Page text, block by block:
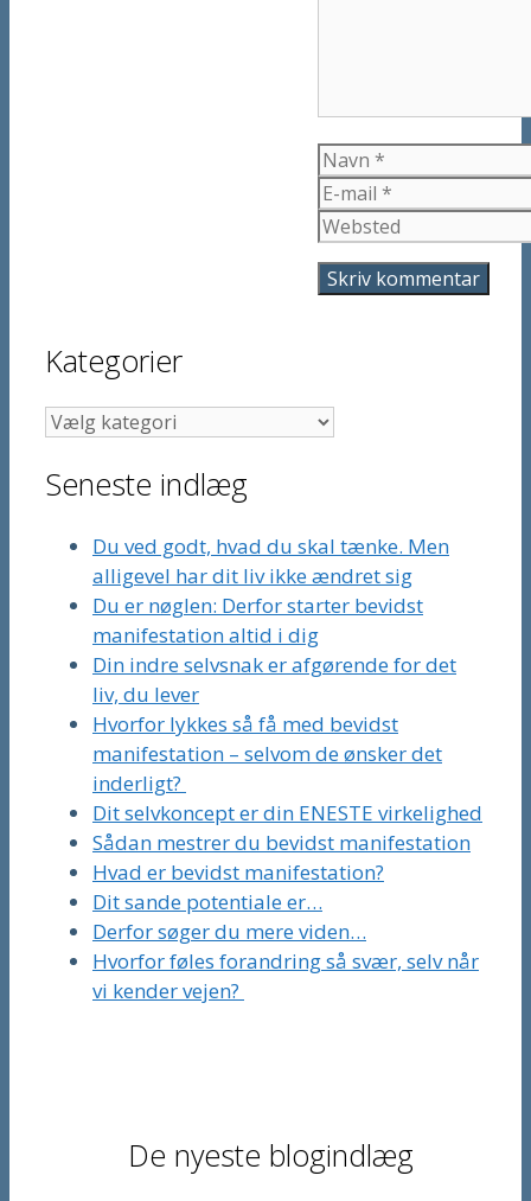
Navn
E-
mail
Websted
Kategorier
Kategorier
Seneste indlæg
Du ved godt, hvad du skal tænke. Men
alligevel har dit liv ikke ændret sig
Du er nøglen: Derfor starter bevidst
manifestation altid i dig
Din indre selvsnak er afgørende for det
liv, du lever
Hvorfor lykkes så få med bevidst
manifestation – selvom de ønsker det
inderligt?
Dit selvkoncept er din ENESTE virkelighed
Sådan mestrer du bevidst manifestation
Hvad er bevidst manifestation?
Dit sande potentiale er…
Derfor søger du mere viden…
Hvorfor føles forandring så svær, selv når
vi kender vejen?
De nyeste blogindlæg